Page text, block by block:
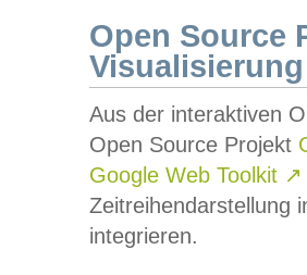
Open Source
Visualisierung
Aus der interaktiven
Open Source Projekt
Google Web Toolkit ↗
Zeitreihendarstellung
integrieren.